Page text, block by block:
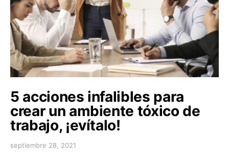
5 acciones infalibles para
crear un ambiente tóxico de
trabajo, ¡evítalo!
septiembre 28, 2021